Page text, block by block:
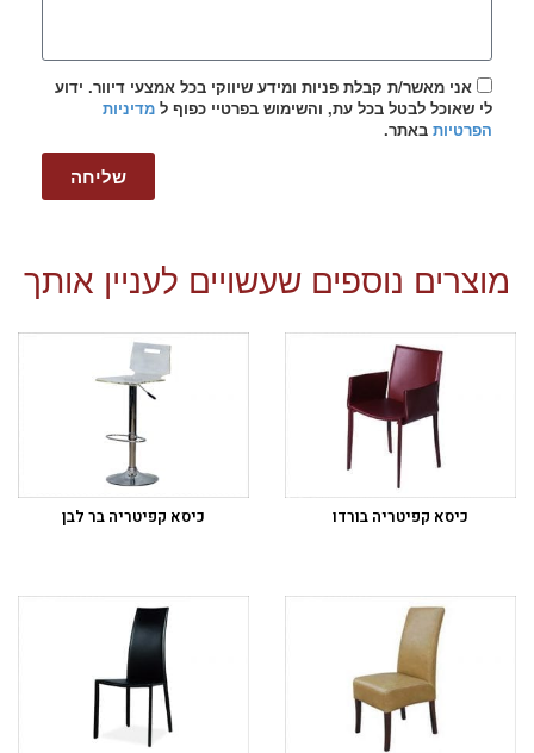
אני מאשר/ת קבלת פניות ומידע שיווקי בכל אמצעי דיוור. ידוע
לי שאוכל לבטל בכל עת, והשימוש בפרטיי כפוף ל מדיניות
הפרטיות באתר.
שליחה
מוצרים נוספים שעשויים לעניין אותך
כיסא קפיטריה בורדו כיסא קפיטריה בר לבן